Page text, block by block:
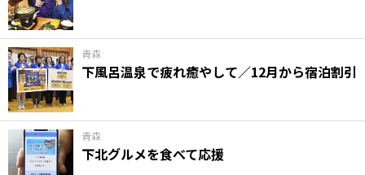
青森
下風呂温泉で疲れ癒やして／12月から宿泊割引
青森
下北グルメを食べて応援